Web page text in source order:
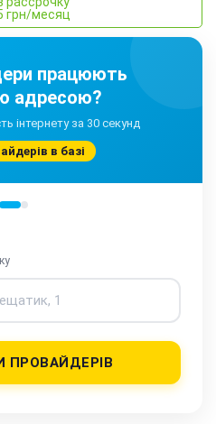
грн/месяц
працюють
адресою?
інтернету за 30 секунд
в базі
ПРОВАЙДЕРІВ